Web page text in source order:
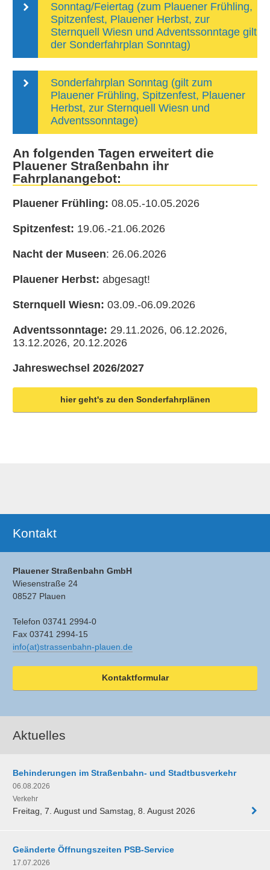
Sonntag/Feiertag (zum Plauener Frühling,
Spitzenfest, Plauener Herbst, zur
Sternquell Wiesn und Adventssonntage gilt
der Sonderfahrplan Sonntag)
Sonderfahrplan Sonntag (gilt zum
Plauener Frühling, Spitzenfest, Plauener
Herbst, zur Sternquell Wiesn und
Adventssonntage)
An folgenden Tagen erweitert die
Plauener Straßenbahn ihr
Fahrplanangebot:
Plauener Frühling: 08.05.-10.05.2026
Spitzenfest: 19.06.-21.06.2026
Nacht der Museen: 26.06.2026
Plauener Herbst: abgesagt!
Sternquell Wiesn: 03.09.-06.09.2026
Adventssonntage: 29.11.2026, 06.12.2026,
13.12.2026, 20.12.2026
Jahreswechsel 2026/2027
hier geht's zu den Sonderfahrplänen
Kontakt
Plauener Straßenbahn GmbH
Wiesenstraße 24
08527 Plauen
Telefon 03741 2994-0
Fax 03741 2994-15
info(at)strassenbahn-plauen.de
Kontaktformular
Aktuelles
Behinderungen im Straßenbahn- und Stadtbusverkehr
06.08.2026
Verkehr
Freitag, 7. August und Samstag, 8. August 2026
Geänderte Öffnungszeiten PSB-Service
17.07.2026